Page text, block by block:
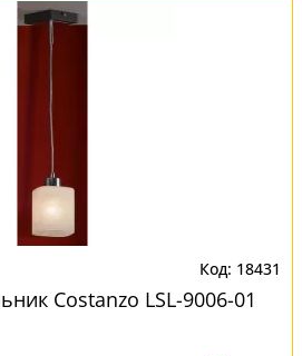
18431
Costanzo LSL-9006-01